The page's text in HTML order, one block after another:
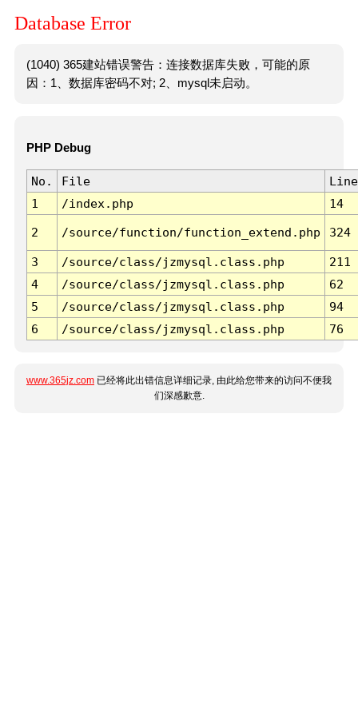
Database Error
(1040) 365建站错误警告：连接数据库失败，可能的原
因：1、数据库密码不对; 2、mysql未启动。
PHP Debug
No. File
Line
1
/index.php 14
2 /source/function/function_extend.php 324
3 /source/class/jzmysql.class.php
211
4
/source/class/jzmysql.class.php
62
5
/source/class/jzmysql.class.php
94
6
/source/class/jzmysql.class.php 76
www.365jz.com 已经将此出错信息详细记录, 由此给您带来的访问不便我
们深感歉意.